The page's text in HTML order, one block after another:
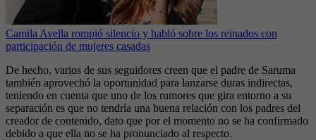
Camila Avella rompió silencio y habló sobre los reinados con
participación de mujeres casadas
De hecho, varios de sus seguidores creen que el padre de Saruma
también aprovechó la oportunidad para lanzarse duras indirectas,
teniendo en cuenta que uno de los rumores que gira entorno a su
separación es que no tendría una buena relación con los padres del
creador de contenido, dato que por el momento no se ha confirmado
debido a que ella no se ha pronunciado al respecto.